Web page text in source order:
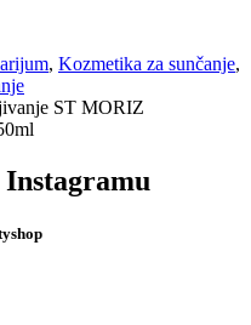
, Kozmetika za sunčanje,
ST MORIZ